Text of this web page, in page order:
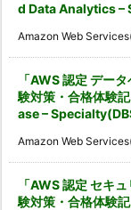
d Data Analytics –
Amazon Web
「AWS 認定 デー
験対策・合格体験
ase –
Amazon Web
「AWS 認定 セキ
験対策・合格体験